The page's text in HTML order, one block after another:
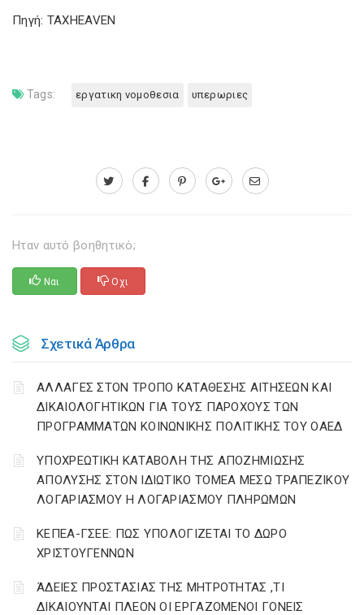
Πηγή: TAXHEAVEN
Tags: εργατικη νομοθεσια υπερωριες
Ηταν αυτό βοηθητικό;
Ναι Οχι
Σχετικά Άρθρα
ΑΛΛΑΓΕΣ ΣΤΟΝ ΤΡΟΠΟ ΚΑΤΑΘΕΣΗΣ ΑΙΤΗΣΕΩΝ ΚΑΙ
ΔΙΚΑΙΟΛΟΓΗΤΙΚΩΝ ΓΙΑ ΤΟΥΣ ΠΑΡΟΧΟΥΣ ΤΩΝ
ΠΡΟΓΡΑΜΜΑΤΩΝ ΚΟΙΝΩΝΙΚΗΣ ΠΟΛΙΤΙΚΗΣ ΤΟΥ ΟΑΕΔ
YΠΟΧΡΕΩΤΙΚΗ ΚΑΤΑΒΟΛΗ ΤΗΣ ΑΠΟΖΗΜΙΩΣΗΣ
ΑΠΟΛΥΣΗΣ ΣΤΟΝ ΙΔΙΩΤΙΚΟ ΤΟΜΕΑ ΜΕΣΩ ΤΡΑΠΕΖΙΚΟΥ
ΛΟΓΑΡΙΑΣΜΟΥ Η ΛΟΓΑΡΙΑΣΜΟΥ ΠΛΗΡΩΜΩΝ
ΚΕΠΕΑ-ΓΣΕΕ: ΠΩΣ ΥΠΟΛΟΓΙΖΕΤΑΙ ΤΟ ΔΩΡΟ
ΧΡΙΣΤΟΥΓΕΝΝΩΝ
ΆΔΕΙΕΣ ΠΡΟΣΤΑΣΙΑΣ ΤΗΣ ΜΗΤΡΟΤΗΤΑΣ ,ΤΙ
ΔΙΚΑΙΟΥΝΤΑΙ ΠΛΕΟΝ ΟΙ ΕΡΓΑΖΟΜΕΝΟΙ ΓΟΝΕΙΣ